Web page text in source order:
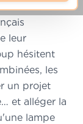
leur
hésitent
les
un projet
et alléger la
lampe